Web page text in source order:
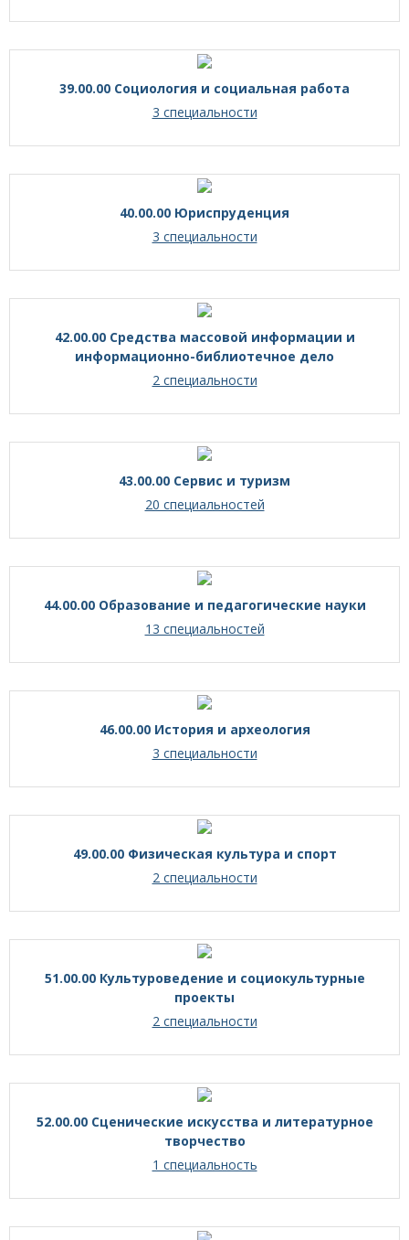
39.00.00 Социология и социальная работа
3 специальности
40.00.00 Юриспруденция
3 специальности
42.00.00 Средства массовой информации и
информационно-библиотечное дело
2 специальности
43.00.00 Сервис и туризм
20 специальностей
44.00.00 Образование и педагогические науки
13 специальностей
46.00.00 История и археология
3 специальности
49.00.00 Физическая культура и спорт
2 специальности
51.00.00 Культуроведение и социокультурные
проекты
2 специальности
52.00.00 Сценические искусства и литературное
творчество
1 специальность